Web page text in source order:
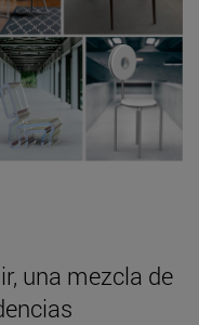
una mezcla de